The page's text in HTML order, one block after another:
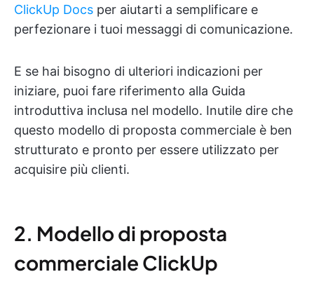
ClickUp Docs per aiutarti a semplificare e
perfezionare i tuoi messaggi di comunicazione.
E se hai bisogno di ulteriori indicazioni per
iniziare, puoi fare riferimento alla Guida
introduttiva inclusa nel modello. Inutile dire che
questo modello di proposta commerciale è ben
strutturato e pronto per essere utilizzato per
acquisire più clienti.
2. Modello di proposta
commerciale ClickUp